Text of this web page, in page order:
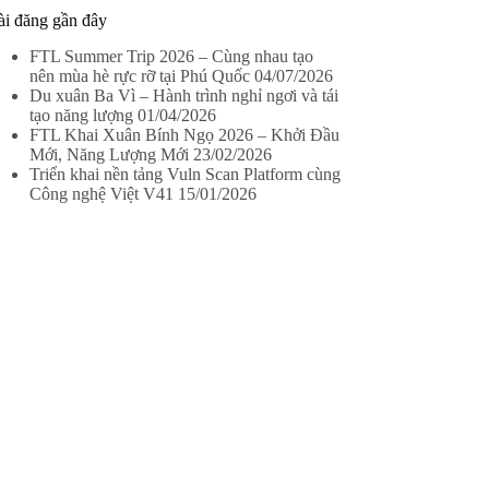
đăng gần đây
FTL Summer Trip 2026 – Cùng nhau tạo
nên mùa hè rực rỡ tại Phú Quốc 04/07/2026
Du xuân Ba Vì – Hành trình nghỉ ngơi và tái
tạo năng lượng 01/04/2026
FTL Khai Xuân Bính Ngọ 2026 – Khởi Đầu
Mới, Năng Lượng Mới 23/02/2026
Triển khai nền tảng Vuln Scan Platform cùng
Công nghệ Việt V41 15/01/2026